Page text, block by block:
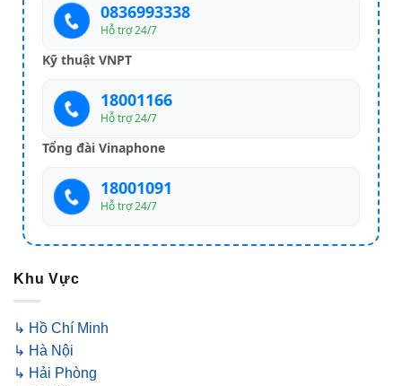
0836993338
Hỗ trợ 24/7
Kỹ thuật VNPT
18001166
Hỗ trợ 24/7
Tổng đài Vinaphone
18001091
Hỗ trợ 24/7
Khu Vực
↳ Hồ Chí Minh
↳ Hà Nội
↳ Hải Phòng